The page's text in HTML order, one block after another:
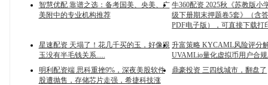
智慧优配 靠谱之选：备考国美、央美、广
美附中的专业机构推荐
牛360配资 2025秋《苏教版小
级下册期末押题卷5套》（含
PDF电子版），可直接下载打
星速配资 天塌了！花几千买的玉，好像跟
玉没有半毛钱关系.....
升富策略 KYCAML风险评分
UVAMLio量化虚拟币用户合
明利配资端 思科重挫9%，深夜美股软件
股遭抛售，存储芯片走强，希捷科技涨
鼎豪投资 三四线城市，翻盘了